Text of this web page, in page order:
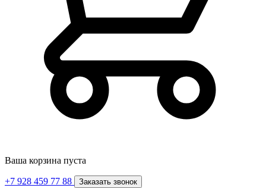
Ваша корзина пуста
+7 928 459 77 88 Заказать звонок